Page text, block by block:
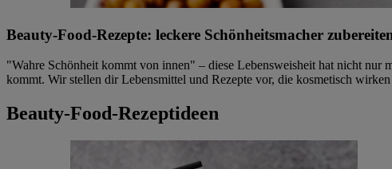
Beauty-Food-Rezepte: leckere Schönheitsmacher
"Wahre Schönheit kommt von innen" – diese Lebensweisheit hat nicht nur
kommt. Wir stellen dir Lebensmittel und Rezepte vor, die kosmetisch
Beauty-Food-Rezeptideen